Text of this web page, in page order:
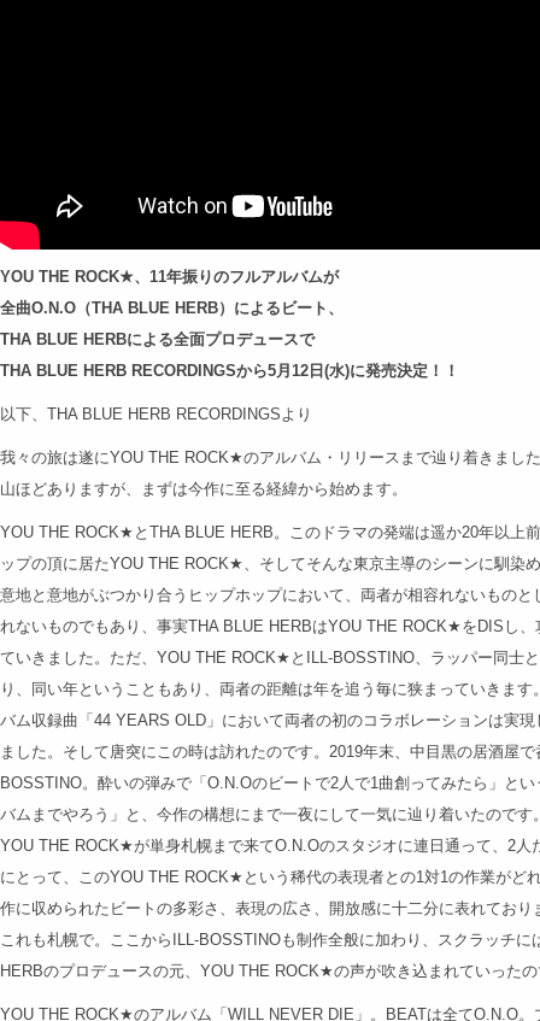
YOU THE ROCK★、11年振りのフルアルバムが
全曲O.N.O（THA BLUE HERB）によるビート、
THA BLUE HERBによる全面プロデュースで
THA BLUE HERB RECORDINGSから5月12日(水)に発売決定！！
以下、THA BLUE HERB RECORDINGSより
我々の旅は遂にYOU THE ROCK★のアルバム・リリースまで辿り着きまし
山ほどありますが、まずは今作に至る経緯から始めます。
YOU THE ROCK★とTHA BLUE HERB。このドラマの発端は遥か20年以上
ップの頂に居たYOU THE ROCK★、そしてそんな東京主導のシーンに馴染
意地と意地がぶつかり合うヒップホップにおいて、両者が相容れないもの
れないものでもあり、事実THA BLUE HERBはYOU THE ROCK★をDISし
ていきました。ただ、YOU THE ROCK★とILL-BOSSTINO、ラッパー同士
り、同い年ということもあり、両者の距離は年を追う毎に狭まっていきま
バム収録曲「44 YEARS OLD」において両者の初のコラボレーションは実
ました。そして唐突にこの時は訪れたのです。2019年末、中目黒の居酒屋
BOSSTINO。酔いの弾みで「O.N.Oのビートで2人で1曲創ってみたら」と
バムまでやろう」と、今作の構想にまで一夜にして一気に辿り着いたので
YOU THE ROCK★が単身札幌まで来てO.N.Oのスタジオに連日通って、2人
にとって、このYOU THE ROCK★という稀代の表現者との1対1の作業がど
作に収められたビートの多彩さ、表現の広さ、開放感に十二分に表れてお
これも札幌で。ここからILL-BOSSTINOも制作全般に加わり、スクラッチ
HERBのプロデュースの元、YOU THE ROCK★の声が吹き込まれていった
YOU THE ROCK★のアルバム「WILL NEVER DIE」。BEATは全てO.N.O